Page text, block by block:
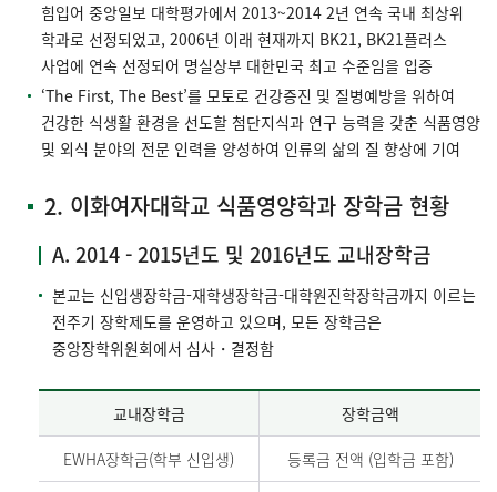
힘입어 중앙일보 대학평가에서 2013~2014 2년 연속 국내 최상위
학과로 선정되었고, 2006년 이래 현재까지 BK21, BK21플러스
사업에 연속 선정되어 명실상부 대한민국 최고 수준임을 입증
‘The First, The Best’를 모토로 건강증진 및 질병예방을 위하여
건강한 식생활 환경을 선도할 첨단지식과 연구 능력을 갖춘 식품영양
및 외식 분야의 전문 인력을 양성하여 인류의 삶의 질 향상에 기여
2. 이화여자대학교 식품영양학과 장학금 현황
A. 2014 - 2015년도 및 2016년도 교내장학금
본교는 신입생장학금-재학생장학금-대학원진학장학금까지 이르는
전주기 장학제도를 운영하고 있으며, 모든 장학금은
중앙장학위원회에서 심사・결정함
교내장학금 장학금액
EWHA장학금(학부 신입생) 등록금 전액 (입학금 포함)